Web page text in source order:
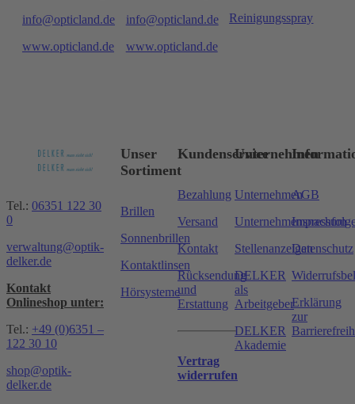
info@opticland.de
www.opticland.de
info@opticland.de
www.opticland.de
Reinigungsspray
Tel.: 06351 122 30
0
verwaltung@optik-
delker.de
Kontakt
Onlineshop unter:
Tel.: +49 (0)6351 –
122 30 10
shop@optik-
delker.de
Unser
Sortiment
Brillen
Sonnenbrillen
Kontaktlinsen
Hörsysteme
Kundenservice
Bezahlung
Versand
Kontakt
Rücksendung
und
Erstattung
Vertrag
widerrufen
Unternehmen
Unternehmen
Stellenanzeigen
DELKER
als
Arbeitgeber
DELKER
Akademie
AGB
Impressum
Datenschutz
Erklärung
zur